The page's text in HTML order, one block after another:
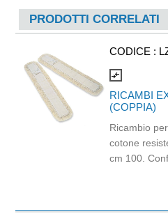
PRODOTTI CORRELATI
CODICE :
compare_arrows
RICAMBI
(COPPIA)
Ricambio
cotone
cm 100.